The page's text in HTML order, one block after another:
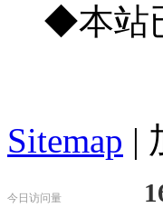
◆本站
Sitemap |
今日访问量